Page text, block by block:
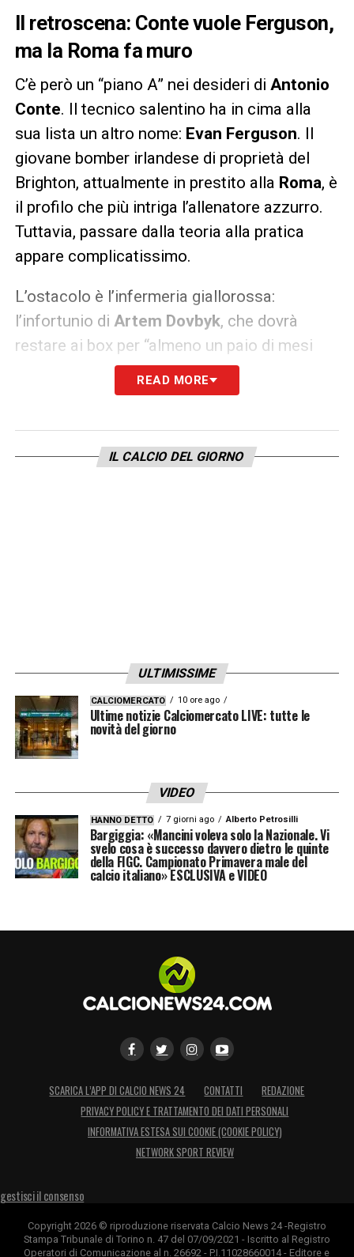
Il retroscena: Conte vuole Ferguson,
ma la Roma fa muro
C’è però un “piano A” nei desideri di Antonio
Conte. Il tecnico salentino ha in cima alla
sua lista un altro nome: Evan Ferguson. Il
giovane bomber irlandese di proprietà del
Brighton, attualmente in prestito alla Roma, è
il profilo che più intriga l’allenatore azzurro.
Tuttavia, passare dalla teoria alla pratica
appare complicatissimo.
L’ostacolo è l’infermeria giallorossa:
l’infortunio di Artem Dovbyk, che dovrà
restare ai box per “almeno un paio di mesi
abbondanti”, costringe la Roma a trattenere
Ferguson. Senza il loro titolare, i capitolini
livello, bloccando di fatto il sogno di Conte.
Ecco perché, nelle prossime ore, la
READ MORE
IL CALCIO DEL GIORNO
ULTIMISSIME
CALCIOMERCATO 10 ore ago
Ultime notizie Calciomercato LIVE: tutte le
novità del giorno
VIDEO
HANNO DETTO 7 giorni ago Alberto Petrosilli
Bargiggia: «Mancini voleva solo la Nazionale. Vi
svelo cosa è successo davvero dietro le quinte
della FIGC. Campionato Primavera male del
calcio italiano» ESCLUSIVA e VIDEO
SCARICA L’APP DI CALCIO NEWS 24 CONTATTI
REDAZIONE
PRIVACY POLICY E TRATTAMENTO DEI DATI PERSONALI
INFORMATIVA ESTESA SUI COOKIE (COOKIE POLICY)
NETWORK SPORT REVIEW
gestisci il consenso
Copyright 2026 © riproduzione riservata Calcio News 24 -Registro
Stampa Tribunale di Torino n. 47 del 07/09/2021 - Iscritto al Registro
Operatori di Comunicazione al n. 26692 - P.I.11028660014 - Editore e